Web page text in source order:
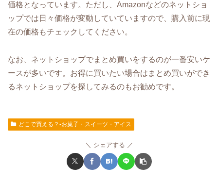
価格となっています。ただし、Amazonなどのネットショ
ップでは日々価格が変動していていますので、購入前に現
在の価格もチェックしてください。
なお、ネットショップでまとめ買いをするのが一番安いケ
ースが多いです。お得に買いたい場合はまとめ買いができ
るネットショップを探してみるのもお勧めです。
どこで買える？-お菓子・スイーツ・アイス
シェアする